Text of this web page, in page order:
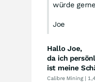
würde
Joe
Hallo Joe,
da ich
ist meine
Calibre Mining |